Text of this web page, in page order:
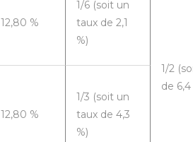
12,80 %
1/6 (soit un
taux de 2,1
%)
1/2
de 6,4
12,80 %
1/3 (soit un
taux de 4,3
%)